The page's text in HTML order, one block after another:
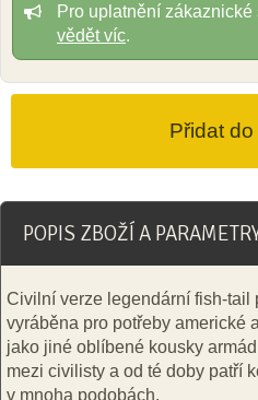
Pro uplatnění zákaznické
vědět víc.
POPIS ZBOŽÍ A
Civilní verze legendární fish-tail
vyráběna pro potřeby americké
jako jiné oblíbené kousky
mezi civilisty a od té doby patří
v mnoha podobách.